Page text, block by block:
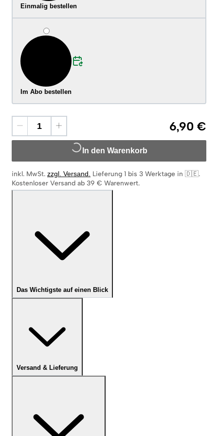
Einmalig bestellen
Im Abo bestellen
6,90 €
In den Warenkorb
inkl. MwSt. zzgl. Versand. Lieferung 1 bis 3 Werktage in 🇩🇪.
Kostenloser Versand ab 39 € Warenwert.
Das Wichtigste auf einen Blick
Versand & Lieferung